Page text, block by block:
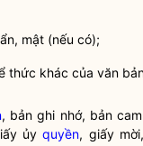
mật (nếu có);
thức khác của văn
, bản ghi nhớ, bản
ủyquyền, giấy